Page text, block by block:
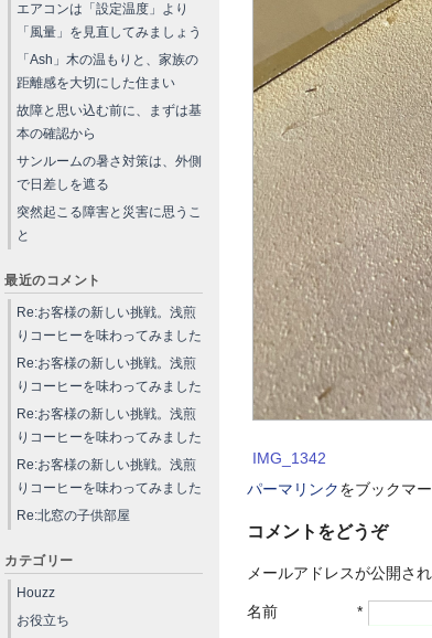
IMG_1342
パーマリンクをブックマ
コメントをどうぞ
メールアドレスが公開さ
名前 *
エアコンは「設定温度」より
「風量」を見直してみましょう
「Ash」木の温もりと、家族の
距離感を大切にした住まい
故障と思い込む前に、まずは基
本の確認から
サンルームの暑さ対策は、外側
で日差しを遮る
突然起こる障害と災害に思うこ
と
最近のコメント
Re:お客様の新しい挑戦。浅煎
りコーヒーを味わってみました
Re:お客様の新しい挑戦。浅煎
りコーヒーを味わってみました
Re:お客様の新しい挑戦。浅煎
りコーヒーを味わってみました
Re:お客様の新しい挑戦。浅煎
りコーヒーを味わってみました
Re:北窓の子供部屋
カテゴリー
Houzz
お役立ち